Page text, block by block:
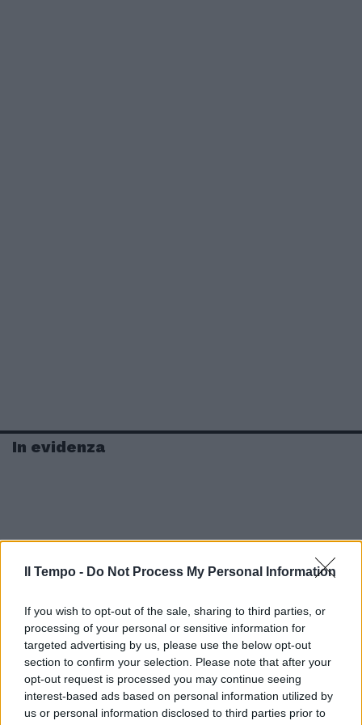
Il Tempo - Do Not Process My Personal Information
If you wish to opt-out of the sale, sharing to third parties, or
processing of your personal or sensitive information for
targeted advertising by us, please use the below opt-out
section to confirm your selection. Please note that after your
opt-out request is processed you may continue seeing
interest-based ads based on personal information utilized by
us or personal information disclosed to third parties prior to
In evidenza